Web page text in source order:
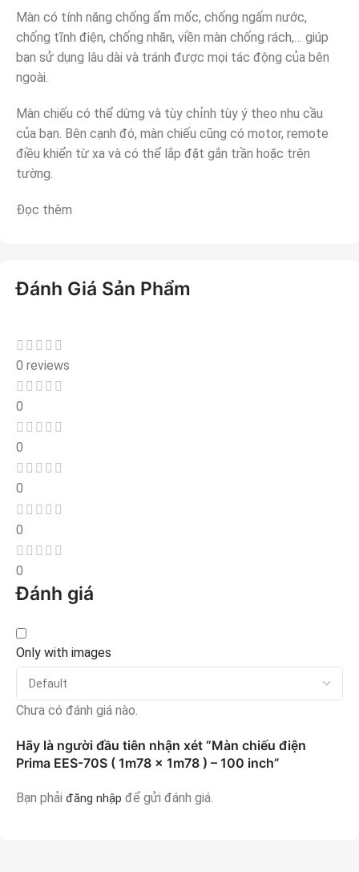
Màn có tính năng chống ẩm mốc, chống ngấm nước,
chống tĩnh điện, chống nhăn, viền màn chống rách,… giúp
bạn sử dụng lâu dài và tránh được mọi tác động của bên
ngoài.
Màn chiếu có thể dừng và tùy chỉnh tùy ý theo nhu cầu
của bạn. Bên cạnh đó, màn chiếu cũng có motor, remote
điều khiển từ xa và có thể lắp đặt gắn trần hoặc trên
tường.
Đọc thêm
Đánh Giá Sản Phẩm
0 reviews
0
0
0
0
0
Đánh giá
Only with images
Chưa có đánh giá nào.
Hãy là người đầu tiên nhận xét “Màn chiếu điện
Prima EES-70S ( 1m78 x 1m78 ) – 100 inch”
Bạn phải đăng nhập để gửi đánh giá.